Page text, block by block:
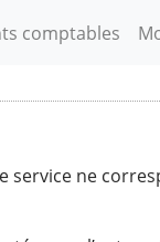
comptables
ne